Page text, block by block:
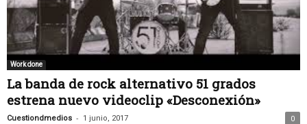
Work done
La banda de rock alternativo 51 grados
estrena nuevo videoclip «Desconexión»
Cuestiondmedios - 1 junio, 2017 0